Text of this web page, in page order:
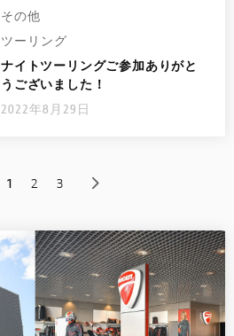
その他
ツーリング
ナイトツーリングご参加ありがと
うございました！
2022年8月29日
1 2 3